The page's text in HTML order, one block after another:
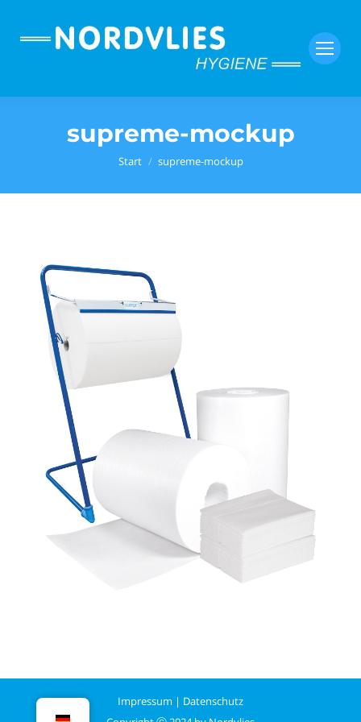
supreme-mockup
Sie befinden sich hier:
Start supreme-mockup
Impressum | Datenschutz